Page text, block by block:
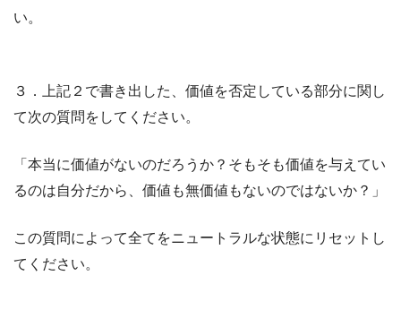
い。
３．上記２で書き出した、価値を否定している部分に関し
て次の質問をしてください。
「本当に価値がないのだろうか？そもそも価値を与えてい
るのは自分だから、価値も無価値もないのではないか？」
この質問によって全てをニュートラルな状態にリセットし
てください。